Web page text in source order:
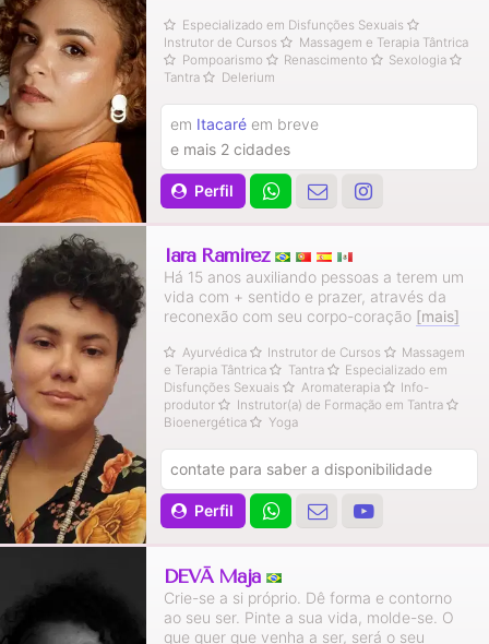
Especializado em Disfunções Sexuais
Instrutor de Cursos
Massagem e Terapia Tântrica
Pompoarismo
Renascimento
Sexologia
Tantra
Delerium
Perfil
em Itacaré em breve
e mais 2 cidades
Iara Ramirez
Há 15 anos auxiliando pessoas a terem um
vida com + sentido e prazer, através da
reconexão com seu corpo-coração [mais]
Ayurvédica Instrutor de Cursos
Massagem
e Terapia Tântrica
Tantra
Especializado em
Disfunções Sexuais
Aromaterapia
Info-
produtor
Instrutor(a) de Formação em Tantra
Bioenergética
Yoga
Perfil
contate para saber a disponibilidade
DEVĀ Mājā
Crie-se a si próprio. Dê forma e contorno
ao seu ser. Pinte a sua vida, molde-se. O
que quer que venha a ser, será o seu